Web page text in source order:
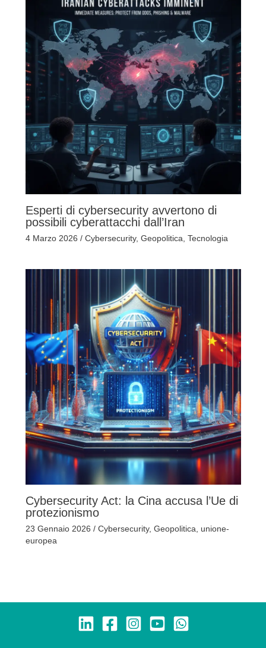
Esperti di cybersecurity avvertono di
possibili cyberattacchi dall’Iran
4 Marzo 2026 / Cybersecurity, Geopolitica Tecnologia
Cybersecurity Act: la Cina accusa l’Ue di
protezionismo
23 Gennaio 2026 / Cybersecurity, Geopolitica
unione-
europea